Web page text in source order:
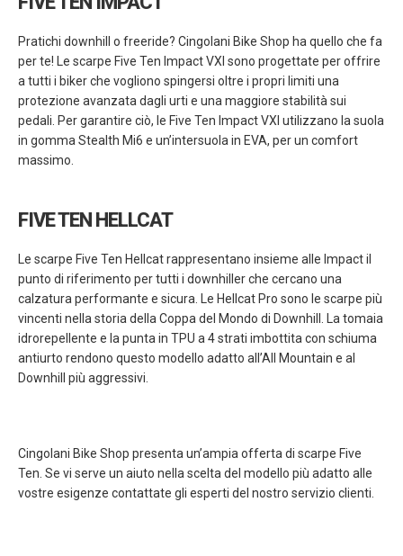
Pratichi downhill o freeride? Cingolani Bike Shop ha quello che fa
per te! Le scarpe Five Ten Impact VXI sono progettate per offrire
a tutti i biker che vogliono spingersi oltre i propri limiti una
protezione avanzata dagli urti e una maggiore stabilità sui
pedali. Per garantire ciò, le Five Ten Impact VXI utilizzano la suola
in gomma Stealth Mi6 e un’intersuola in EVA, per un comfort
massimo.
FIVE TEN HELLCAT
Le scarpe Five Ten Hellcat rappresentano insieme alle Impact il
punto di riferimento per tutti i downhiller che cercano una
calzatura performante e sicura. Le Hellcat Pro sono le scarpe più
vincenti nella storia della Coppa del Mondo di Downhill. La tomaia
idrorepellente e la punta in TPU a 4 strati imbottita con schiuma
antiurto rendono questo modello adatto all’All Mountain e al
Downhill più aggressivi.
Cingolani Bike Shop presenta un’ampia offerta di scarpe Five
Ten. Se vi serve un aiuto nella scelta del modello più adatto alle
vostre esigenze contattate gli esperti del nostro servizio clienti.